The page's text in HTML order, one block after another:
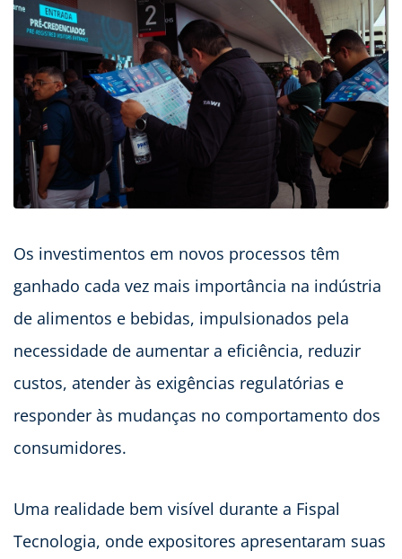
Os investimentos em novos processos têm
ganhado cada vez mais importância na indústria
de alimentos e bebidas, impulsionados pela
necessidade de aumentar a eficiência, reduzir
custos, atender às exigências regulatórias e
responder às mudanças no comportamento dos
consumidores.
Uma realidade bem visível durante a Fispal
Tecnologia, onde expositores apresentaram suas